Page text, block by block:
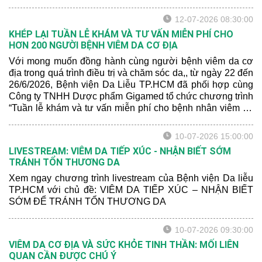
12-07-2026 08:30:00
KHÉP LẠI TUẦN LỄ KHÁM VÀ TƯ VẤN MIỄN PHÍ CHO
HƠN 200 NGƯỜI BỆNH VIÊM DA CƠ ĐỊA
Với mong muốn đồng hành cùng người bệnh viêm da cơ
địa trong quá trình điều trị và chăm sóc da,, từ ngày 22 đến
26/6/2026, Bệnh viện Da Liễu TP.HCM đã phối hợp cùng
Công ty TNHH Dược phẩm Gigamed tổ chức chương trình
“Tuần lễ khám và tư vấn miễn phí cho bệnh nhân viêm da
10-07-2026 15:00:00
LIVESTREAM: VIÊM DA TIẾP XÚC - NHẬN BIẾT SỚM
TRÁNH TỔN THƯƠNG DA
Xem ngay chương trình livestream của Bệnh viện Da liễu
TP.HCM với chủ đề: VIÊM DA TIẾP XÚC – NHẬN BIẾT
SỚM ĐỂ TRÁNH TỔN THƯƠNG DA
10-07-2026 09:30:00
VIÊM DA CƠ ĐỊA VÀ SỨC KHỎE TINH THẦN: MỐI LIÊN
QUAN CẦN ĐƯỢC CHÚ Ý